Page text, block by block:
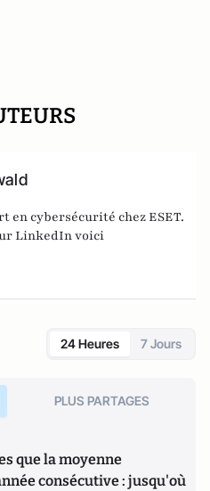
en cybersécurité chez ESET.
LinkedIn voici
24 Heures 7 Jours
PLUS PARTAGES
que la moyenne
consécutive : jusqu'où